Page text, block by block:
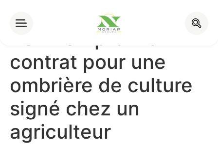
Partenariat Noriap –
TSE : Un premier
contrat pour une
ombrière de culture
signé chez un
agriculteur